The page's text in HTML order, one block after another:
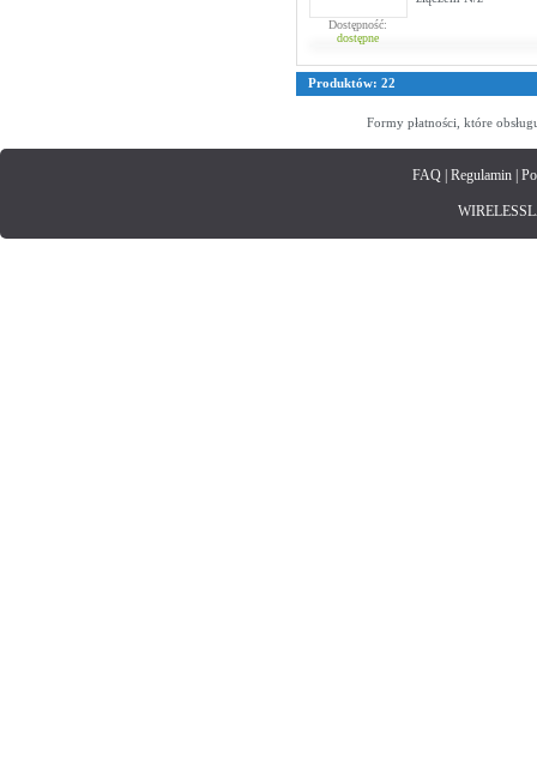
Dostępność:
dostępne
Produktów: 22
Formy płatności, które
FAQ| Regulamin|